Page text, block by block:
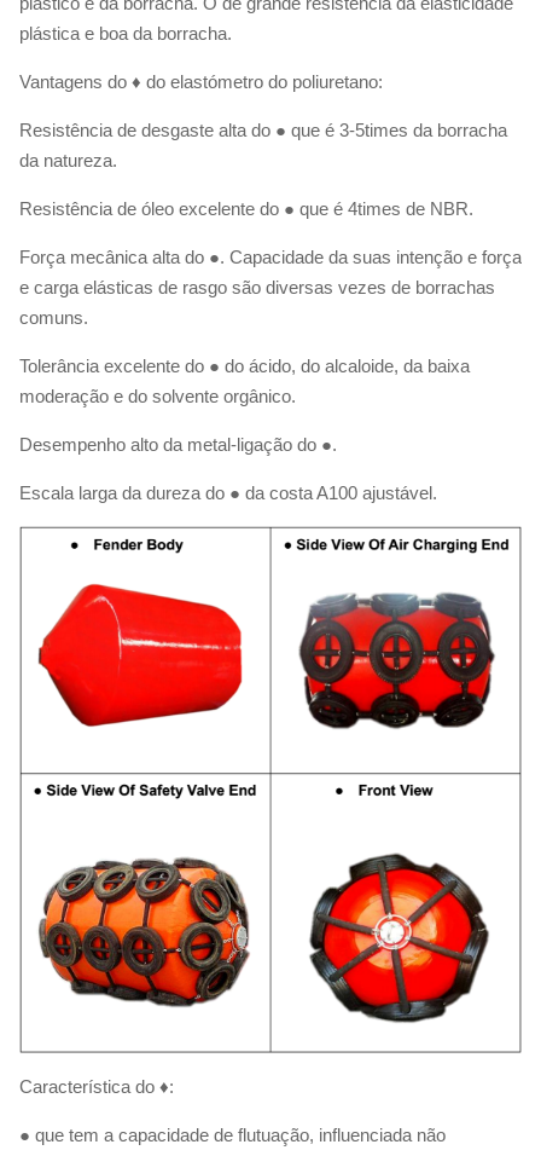
plástica e boa da borracha.
Vantagens do ♦ do elastómetro do poliuretano:
Resistência de desgaste alta do ● que é 3-5times da borracha
da natureza.
Resistência de óleo excelente do ● que é 4times de NBR.
Força mecânica alta do ●. Capacidade da suas intenção e força
e carga elásticas de rasgo são diversas vezes de borrachas
comuns.
Tolerância excelente do ● do ácido, do alcaloide, da baixa
moderação e do solvente orgânico.
Desempenho alto da metal-ligação do ●.
Escala larga da dureza do ● da costa A100 ajustável.
Característica do ♦:
● que tem a capacidade de flutuação, influenciada não